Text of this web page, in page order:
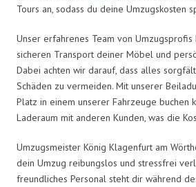
Tours an, sodass du deine Umzugskosten
Unser erfahrenes Team von Umzugsprofis
sicheren Transport deiner Möbel und
Dabei achten wir darauf, dass alles
Schäden zu vermeiden. Mit unserer
Platz in einem unserer Fahrzeuge buchen
Laderaum mit anderen Kunden, was die
Umzugsmeister König Klagenfurt am
dein Umzug reibungslos und stressfrei
freundliches Personal steht dir während